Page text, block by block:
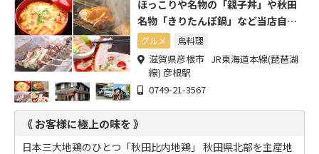
ほっこりや名物の「親子丼」や秋田
名物「きりたんぽ鍋」など当店自慢
のお料理をお楽しみ下さい
グルメ 鳥料理
滋賀県彦根市 JR東海道本線(琵琶湖
線) 彦根駅
0749-21-3567
《 お客様に極上の味を 》
日本三大地鶏のひとつ「秋田比内地鶏」 秋田県北部を主産地